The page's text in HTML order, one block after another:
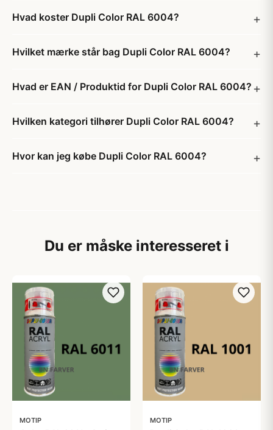
Hvad koster Dupli Color RAL 6004?
Hvilket mærke står bag Dupli Color RAL 6004?
Hvad er EAN / Produktid for Dupli Color RAL 6004?
Hvilken kategori tilhører Dupli Color RAL 6004?
Hvor kan jeg købe Dupli Color RAL 6004?
Du er måske interesseret i
MOTIP MOTIP